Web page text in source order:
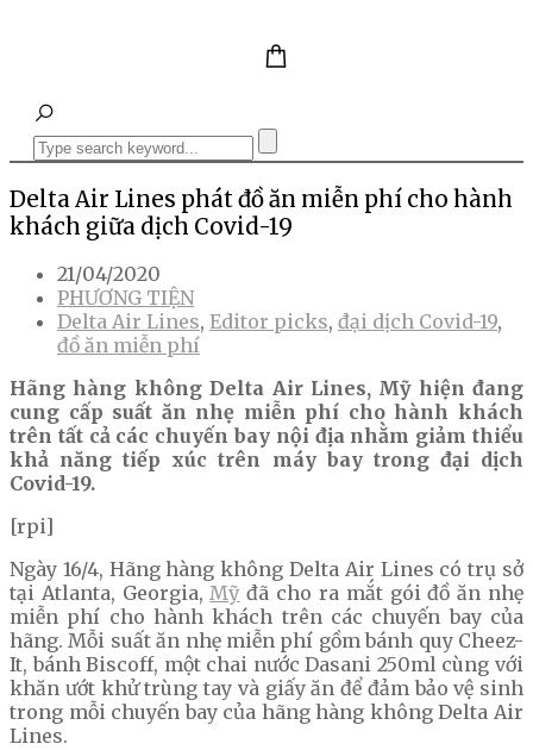
Delta Air Lines phát đồ ăn miễn phí cho hành
khách giữa dịch Covid-19
21/04/2020
PHƯƠNG TIỆN
Delta Air Lines, Editor picks, đại dịch Covid-19,
đồ ăn miễn phí
Hãng hàng không Delta Air Lines, Mỹ hiện đang
cung cấp suất ăn nhẹ miễn phí cho hành khách
trên tất cả các chuyến bay nội địa nhằm giảm thiểu
khả năng tiếp xúc trên máy bay trong đại dịch
Covid-19.
[rpi]
Ngày 16/4, Hãng hàng không Delta Air Lines có trụ sở
tại Atlanta, Georgia,Mỹ đã cho ra mắt gói đồ ăn nhẹ
miễn phí cho hành khách trên các chuyến bay của
hãng. Mỗi suất ăn nhẹ miễn phí gồm bánh quy Cheez-
It, bánh Biscoff, một chai nước Dasani 250ml cùng với
khăn ướt khử trùng tay và giấy ăn để đảm bảo vệ sinh
trong mỗi chuyến bay của hãng hàng không Delta Air
Lines.